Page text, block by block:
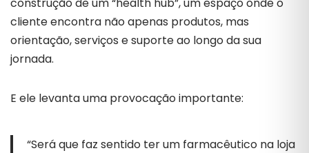
cliente encontra não apenas produtos, mas
orientação, serviços e suporte ao longo da sua
jornada.
E ele levanta uma provocação importante:
“Será que faz sentido ter um farmacêutico na loja